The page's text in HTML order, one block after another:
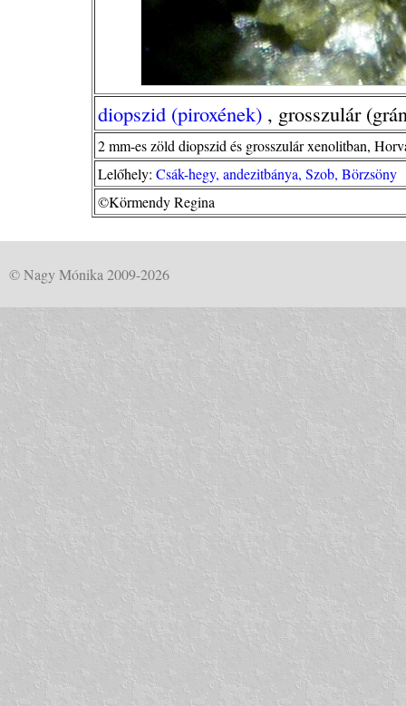
diopszid (piroxének) , grosszulár
2 mm-es zöld diopszid és grosszulár xenolitban,
Lelőhely: Csák-hegy, andezitbánya, Szob, Börzsöny
©Körmendy Regina
© Nagy Mónika 2009-2026